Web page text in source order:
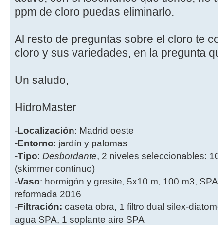
ppm de cloro puedas eliminarlo.
Al resto de preguntas sobre el cloro te
cloro y sus variedades, en la pregunta
Un saludo,
HidroMaster
-Localización: Madrid oeste
-Entorno: jardín y palomas
-Tipo: Desbordante, 2 niveles seleccionables:
(skimmer contínuo)
-Vaso: hormigón y gresite, 5x10 m, 100 m3,
reformada 2016
-Filtración: caseta obra, 1 filtro dual silex-
agua SPA, 1 soplante aire SPA